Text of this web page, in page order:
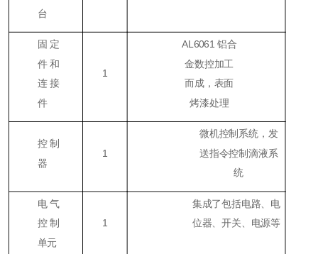
台
固定
件和
连接
件
1
AL6061 铝合
金数控加工
而成，表面
烤漆处理
控制
器
1
微机控制系统，发
送指令控制滴液系
统
电气
控制
单元
1
集成了包括电路、电
位器、开关、电源等